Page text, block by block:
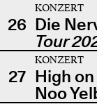
26
KONZERT
Die
Tour
27
KONZERT
High
Noo